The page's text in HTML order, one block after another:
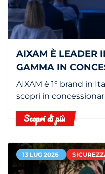
AIXAM È LEADER
GAMMA IN
AIXAM è 1° brand in
scopri in
Scopri di più
13 LUG 2026